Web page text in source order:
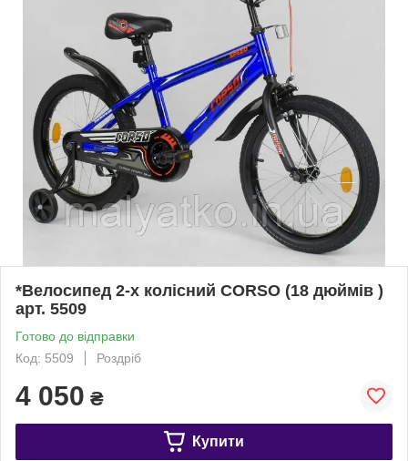
*Велосипед 2-х колісний CORSO (18 дюймів )
арт. 5509
Готово до відправки
Код: 5509
Роздріб
4 050 ₴
Купити